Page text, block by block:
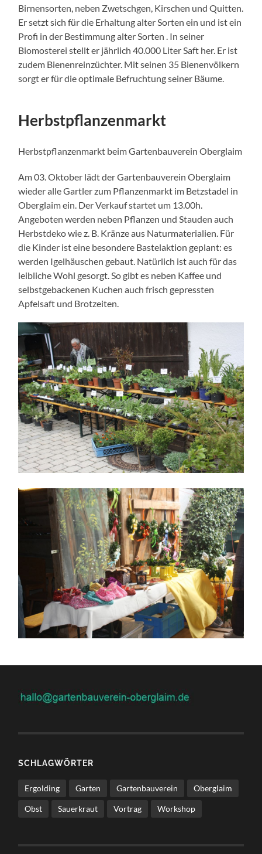
Birnensorten, neben Zwetschgen, Kirschen und Quitten.
Er setzt sich für die Erhaltung alter Sorten ein und ist ein
Profi in der Bestimmung alter Sorten . In seiner
Biomosterei stellt er jährlich 40.000 Liter Saft her. Er ist
zudem Bienenreinzüchter. Mit seinen 35 Bienenvölkern
sorgt er für die optimale Befruchtung seiner Bäume.
Herbstpflanzenmarkt
Herbstpflanzenmarkt beim Gartenbauverein Oberglaim
Am 03. Oktober lädt der Gartenbauverein Oberglaim
wieder alle Gartler zum Pflanzenmarkt im Betzstadel in
Oberglaim ein. Der Verkauf startet um 13.00h.
Angeboten werden neben Pflanzen und Stauden auch
Herbstdeko wie z. B. Kränze aus Naturmaterialien. Für
die Kinder ist eine besondere Bastelaktion geplant: es
werden Igelhäuschen gebaut. Natürlich ist auch für das
leibliche Wohl gesorgt. So gibt es neben Kaffee und
selbstgebackenen Kuchen auch frisch gepressten
Apfelsaft und Brotzeiten.
SCHLAGWÖRTER
Ergolding Garten Gartenbauverein Oberglaim
Obst Sauerkraut Vortrag Workshop